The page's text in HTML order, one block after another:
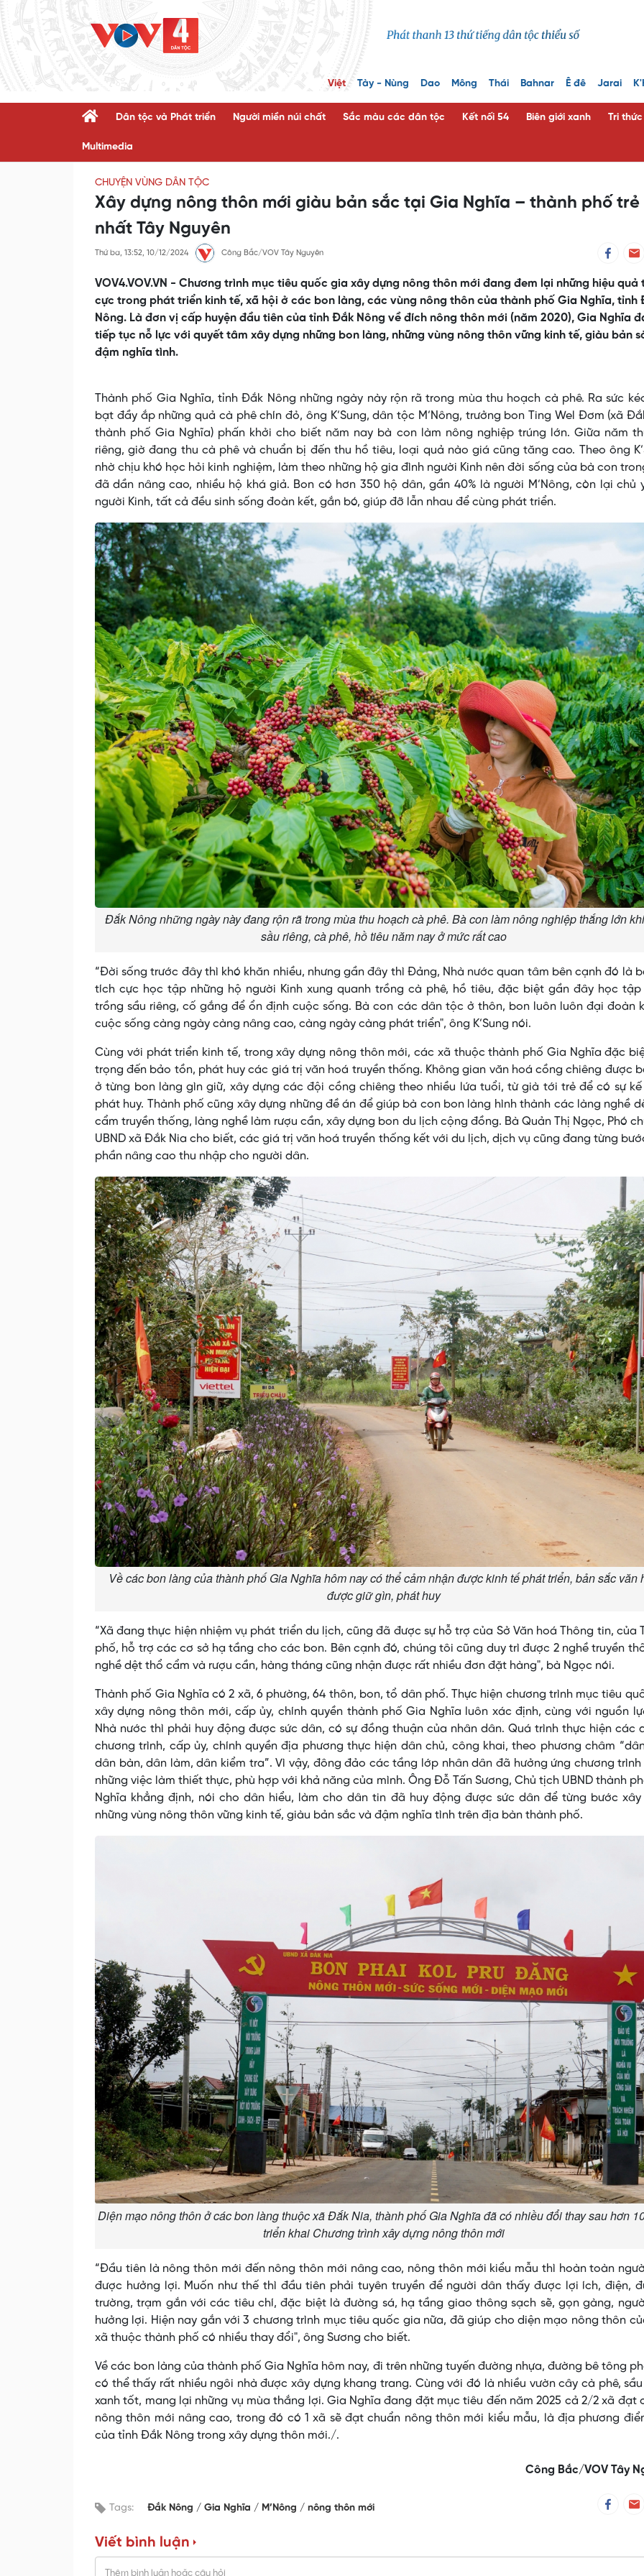
Việt Tày - Nùng Dao Mông Thái Bahnar Ê đê Jarai
Dân tộc và Phát triển Người miền núi chất Sắc màu các dân tộc Kết nối 54 Biên giới xanh Tri
Multimedia
CHUYỆN VÙNG DÂN TỘC
Xây dựng nông thôn mới giàu bản sắc tại Gia Nghĩa – thành phố trẻ
nhất Tây Nguyên
Thứ ba, 13:52, 10/12/2024 Công Bắc/VOV Tây Nguyên
VOV4.VOV.VN - Chương trình mục tiêu quốc gia xây dựng nông thôn mới đang đem lại những hiệu quả
cực trong phát triển kinh tế, xã hội ở các bon làng, các vùng nông thôn của thành phố Gia Nghĩa, tỉnh
Nông. Là đơn vị cấp huyện đầu tiên của tỉnh Đắk Nông về đích nông thôn mới (năm 2020), Gia Nghĩa
tiếp tục nỗ lực với quyết tâm xây dựng những bon làng, những vùng nông thôn vững kinh tế, giàu bản
đậm nghĩa tình.
Thành phố Gia Nghĩa, tỉnh Đắk Nông những ngày này rộn rã trong mùa thu hoạch cà phê. Ra sức
bạt đầy ắp những quả cà phê chín đỏ, ông K’Sung, dân tộc M’Nông, trưởng bon Ting Wel Đơm (xã
thành phố Gia Nghĩa) phấn khởi cho biết năm nay bà con làm nông nghiệp trúng lớn. Giữa năm
riêng, giờ đang thu cà phê và chuẩn bị đến thu hồ tiêu, loại quả nào giá cũng tăng cao. Theo ông
nhờ chịu khó học hỏi kinh nghiệm, làm theo những hộ gia đình người Kinh nên đời sống của bà con
đã dần nâng cao, nhiều hộ khá giả. Bon có hơn 350 hộ dân, gần 40% là người M’Nông, còn lại chủ
người Kinh, tất cả đều sinh sống đoàn kết, gắn bó, giúp đỡ lẫn nhau để cùng phát triển.
Đắk Nông những ngày này đang rộn rã trong mùa thu hoạch cà phê. Bà con làm nông nghiệp thắng lớn
sầu riêng, cà phê, hồ tiêu năm nay ở mức rất cao
“Đời sống trước đây thì khó khăn nhiều, nhưng gần đây thì Đảng, Nhà nước quan tâm bên cạnh đó là
tích cực học tập những hộ người Kinh xung quanh trồng cà phê, hồ tiêu, đặc biệt gần đây học tập
trồng sầu riêng, cố gắng để ổn định cuộc sống. Bà con các dân tộc ở thôn, bon luôn luôn đại đoàn
cuộc sống càng ngày càng nâng cao, càng ngày càng phát triển", ông K’Sung nói.
Cùng với phát triển kinh tế, trong xây dựng nông thôn mới, các xã thuộc thành phố Gia Nghĩa đặc
trọng đến bảo tồn, phát huy các giá trị văn hoá truyền thống. Không gian văn hoá cồng chiêng được
ở từng bon làng gìn giữ, xây dựng các đội cồng chiêng theo nhiều lứa tuổi, từ già tới trẻ để có sự kế
phát huy. Thành phố cũng xây dựng những đề án để giúp bà con bon làng hình thành các làng nghề
cẩm truyền thống, làng nghề làm rượu cần, xây dựng bon du lịch cộng đồng. Bà Quản Thị Ngọc, Phó
UBND xã Đắk Nia cho biết, các giá trị văn hoá truyền thống kết với du lịch, dịch vụ cũng đang từng
phần nâng cao thu nhập cho người dân.
Về các bon làng của thành phố Gia Nghĩa hôm nay có thể cảm nhận được kinh tế phát triển, bản sắc văn
được giữ gìn, phát huy
“Xã đang thực hiện nhiệm vụ phát triển du lịch, cũng đã được sự hỗ trợ của Sở Văn hoá Thông tin, của
phố, hỗ trợ các cơ sở hạ tầng cho các bon. Bên cạnh đó, chúng tôi cũng duy trì được 2 nghề truyền
nghề dệt thổ cẩm và rượu cần, hàng tháng cũng nhận được rất nhiều đơn đặt hàng", bà Ngọc nói.
Thành phố Gia Nghĩa có 2 xã, 6 phường, 64 thôn, bon, tổ dân phố. Thực hiện chương trình mục tiêu
xây dựng nông thôn mới, cấp ủy, chính quyền thành phố Gia Nghĩa luôn xác định, cùng với nguồn
Nhà nước thì phải huy động được sức dân, có sự đồng thuận của nhân dân. Quá trình thực hiện các
chương trình, cấp ủy, chính quyền địa phương thực hiện dân chủ, công khai, theo phương châm
dân bàn, dân làm, dân kiểm tra”. Vì vậy, đông đảo các tầng lớp nhân dân đã hưởng ứng chương
những việc làm thiết thực, phù hợp với khả năng của mình. Ông Đỗ Tấn Sương, Chủ tịch UBND thành
Nghĩa khẳng định, nói cho dân hiểu, làm cho dân tin đã huy động được sức dân để từng bước xây
những vùng nông thôn vững kinh tế, giàu bản sắc và đậm nghĩa tình trên địa bàn thành phố.
Diện mạo nông thôn ở các bon làng thuộc xã Đắk Nia, thành phố Gia Nghĩa đã có nhiều đổi thay sau hơn
triển khai Chương trình xây dựng nông thôn mới
“Đầu tiên là nông thôn mới đến nông thôn mới nâng cao, nông thôn mới kiểu mẫu thì hoàn toàn
được hưởng lợi. Muốn như thế thì đầu tiên phải tuyên truyền để người dân thấy được lợi ích, điện,
trường, trạm gắn với các tiêu chí, đặc biệt là đường sá, hạ tầng giao thông sạch sẽ, gọn gàng,
hưởng lợi. Hiện nay gắn với 3 chương trình mục tiêu quốc gia nữa, đã giúp cho diện mạo nông thôn
xã thuộc thành phố có nhiều thay đổi", ông Sương cho biết.
Về các bon làng của thành phố Gia Nghĩa hôm nay, đi trên những tuyến đường nhựa, đường bê tông
có thể thấy rất nhiều ngôi nhà được xây dựng khang trang. Cùng với đó là nhiều vườn cây cà phê,
xanh tốt, mang lại những vụ mùa thắng lợi. Gia Nghĩa đang đặt mục tiêu đến năm 2025 cả 2/2 xã đạt
nông thôn mới nâng cao, trong đó có 1 xã sẽ đạt chuẩn nông thôn mới kiểu mẫu, là địa phương
của tỉnh Đắk Nông trong xây dựng thôn mới./.
Công Bắc/VOV Tây
Tags: Đắk Nông Gia Nghĩa M’Nông nông thôn mới
Viết bình luận